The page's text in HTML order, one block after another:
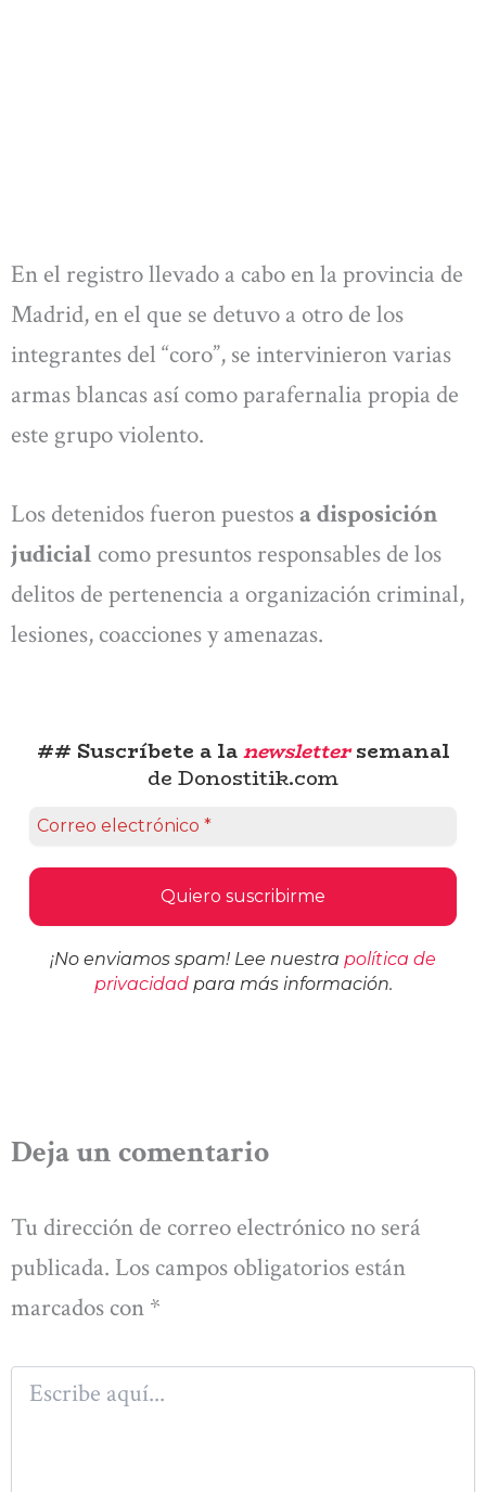
En el registro llevado a cabo en la provincia de
Madrid, en el que se detuvo a otro de los
integrantes del “coro”, se intervinieron varias
armas blancas así como parafernalia propia de
este grupo violento.
Los detenidos fueron puestosa disposición
judicial como presuntos responsables de los
delitos de pertenencia a organización criminal,
lesiones, coacciones y amenazas.
## Suscríbete a lanewslettersemanal
de Donostitik.com
¡No enviamos spam! Lee nuestra política de
privacidadpara más información.
Deja un comentario
Tu dirección de correo electrónico no será
publicada. Los campos obligatorios están
marcados con *
Escribe
aquí...